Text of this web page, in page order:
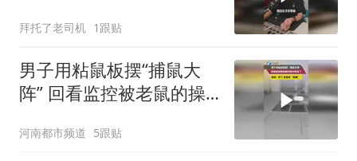
拜托了老司机 1跟贴
男子用粘鼠板摆“捕鼠大
阵” 回看监控被老鼠的操
是真“杰瑞”
河南都市频道 5跟贴